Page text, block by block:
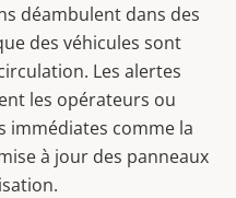
déambulent dans des
des véhicules sont
Les alertes
les opérateurs ou
immédiates comme la
à jour des panneaux